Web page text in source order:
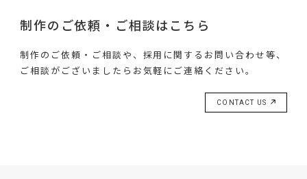
制作のご依頼・ご相談はこちら
制作のご依頼・ご相談や、採用に関するお問い合わせ等、
ご相談がございましたらお気軽にご連絡ください。
CONTACT US